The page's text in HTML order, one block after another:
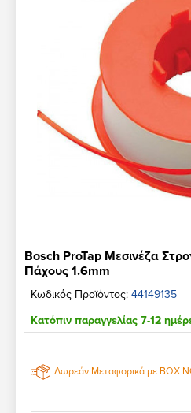
Bosch ProTap Μεσινέζα
Πάχους 1.6mm
Κωδικός Προϊόντος: 44149135
Κατόπιν παραγγελίας 7-12
Δωρεάν Μεταφορικά με BOX